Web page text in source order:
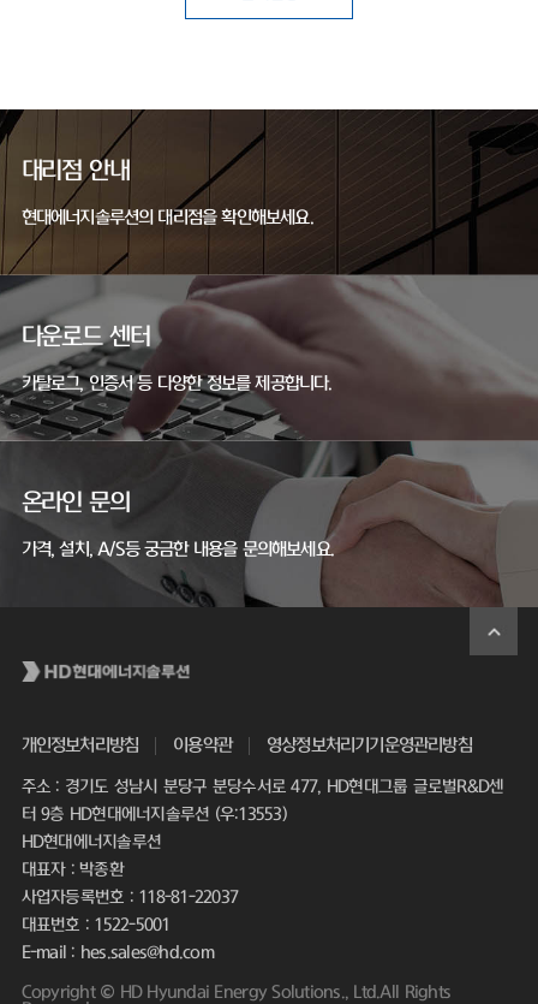
대리점 안내
현대에너지솔루션의 대리점을 확인해보세요.
다운로드 센터
카탈로그, 인증서 등 다양한 정보를 제공합니다.
온라인 문의
가격, 설치, A/S등 궁금한 내용을 문의해보세요.
개인정보처리방침 이용약관 영상정보처리기기운영관리방침
주소 : 경기도 성남시 분당구 분당수서로 477, HD현대그룹 글로벌R&D센
터 9층 HD현대에너지솔루션 (우:13553)
HD현대에너지솔루션
대표자 : 박종환
사업자등록번호 : 118-81-22037
대표번호 : 1522-5001
E-mail : hes.sales@hd.com
Copyright © HD Hyundai Energy Solutions., Ltd.All Rights